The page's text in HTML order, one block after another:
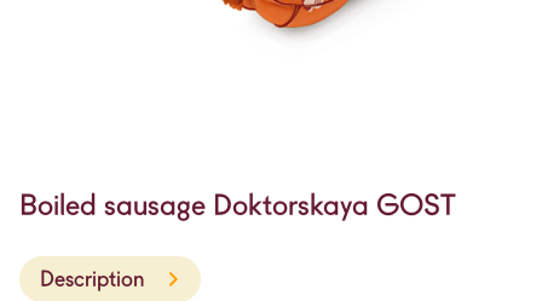
Boiled sausage Doktorskaya GOST
Description